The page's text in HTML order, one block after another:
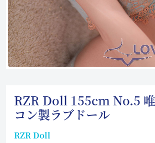
RZR Doll 155cm No.5 唯
コン製ラブドール
RZR Doll